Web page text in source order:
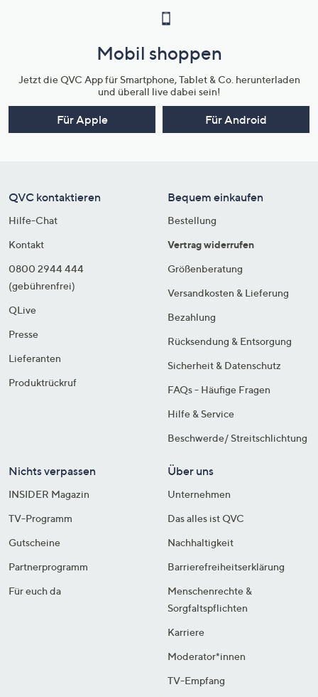
Mobil shoppen
Jetzt die QVC App für Smartphone, Tablet & Co. herunterladen
und überall live dabei sein!
Für Apple Für Android
QVC kontaktieren
Hilfe-Chat
Kontakt
0800 2944 444
(gebührenfrei)
QLive
Presse
Lieferanten
Produktrückruf
Bequem einkaufen
Bestellung
Vertrag widerrufen
Größenberatung
Versandkosten & Lieferung
Bezahlung
Rücksendung & Entsorgung
Sicherheit & Datenschutz
FAQs - Häufige Fragen
Hilfe & Service
Beschwerde/ Streitschlichtung
Nichts verpassen
INSIDER Magazin
TV-Programm
Gutscheine
Partnerprogramm
Für euch da
Über uns
Unternehmen
Das alles ist QVC
Nachhaltigkeit
Barrierefreiheitserklärung
Menschenrechte &
Sorgfaltspflichten
Karriere
Moderator*innen
TV-Empfang